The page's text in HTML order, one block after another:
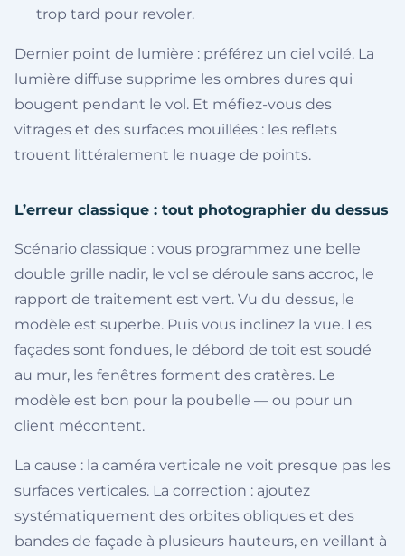
trop tard pour revoler.
Dernier point de lumière : préférez un ciel voilé. La
lumière diffuse supprime les ombres dures qui
bougent pendant le vol. Et méfiez-vous des
vitrages et des surfaces mouillées : les reflets
trouent littéralement le nuage de points.
L’erreur classique : tout photographier du dessus
Scénario classique : vous programmez une belle
double grille nadir, le vol se déroule sans accroc, le
rapport de traitement est vert. Vu du dessus, le
modèle est superbe. Puis vous inclinez la vue. Les
façades sont fondues, le débord de toit est soudé
au mur, les fenêtres forment des cratères. Le
modèle est bon pour la poubelle — ou pour un
client mécontent.
La cause : la caméra verticale ne voit presque pas les
surfaces verticales. La correction : ajoutez
systématiquement des orbites obliques et des
bandes de façade à plusieurs hauteurs, en veillant à